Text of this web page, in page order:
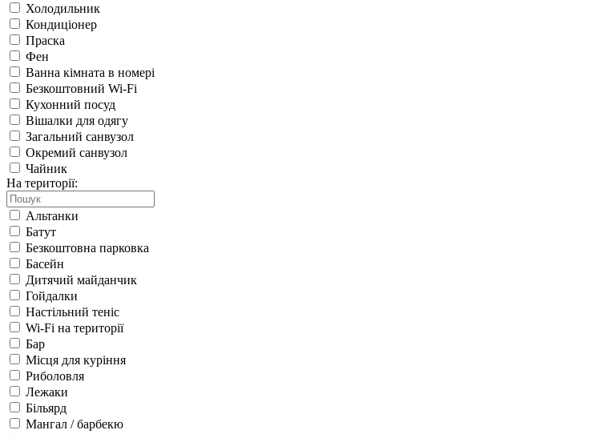
Холодильник
Кондиціонер
Праска
Фен
Ванна кімната в номері
Безкоштовний Wi-Fi
Кухонний посуд
Вішалки для одягу
Загальний санвузол
Окремий санвузол
Чайник
На території:
Альтанки
Батут
Безкоштовна парковка
Басейн
Дитячий майданчик
Гойдалки
Настільний теніс
Wi-Fi на території
Бар
Місця для куріння
Риболовля
Лежаки
Більярд
Мангал / барбекю